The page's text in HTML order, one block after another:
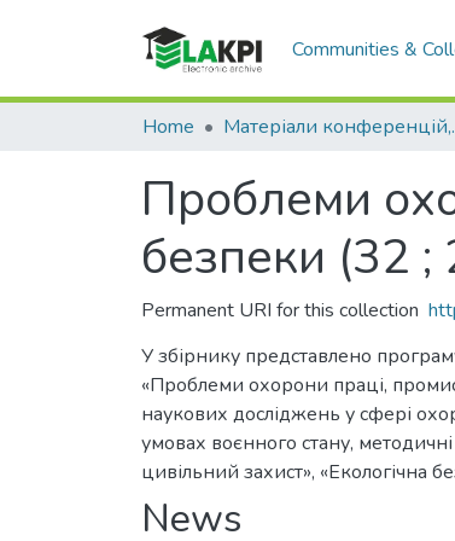
Communities &
Home
Проблеми
безпеки (32 ;
Permanent URI for this collection
У збірнику представлено
«Проблеми охорони праці,
наукових досліджень у сфері
умовах воєнного стану,
цивільний захист», «Екологічна
News